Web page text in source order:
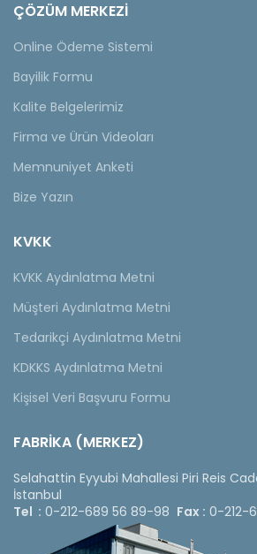
ÇÖZÜM MERKEZİ
Online Ödeme Sistemi
Bayilik Formu
Kalite Belgelerimiz
Firma ve Ürün Videoları
Memnuniyet Anketi
Bize Yazın
KVKK
KVKK Aydınlatma Metni
Müşteri Aydınlatma Metni
Tedarikçi Aydınlatma Metni
KDKKS Aydınlatma Metni
Kişisel Veri Başvuru Formu
FABRİKA (MERKEZ)
Selahattin Eyyubi Mahallesi Piri Reis
İstanbul
Tel : 0-212-689 56 89-98 Fax : 0-212-